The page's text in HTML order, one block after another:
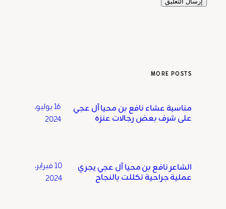
MORE POSTS
مناسبة عشاء نافع بن محيا آل عجي
على شرف بعض رجالات عنزه
16 يوليو،
2024
الشاعر نافع بن محيا آل عجي يجري
عملية جراحية تكللت بالنجاح
10 فبراير،
2024